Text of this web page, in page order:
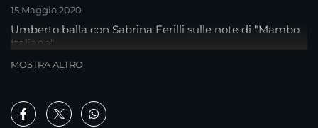
15 Maggio 2020
Umberto balla con Sabrina Ferilli sulle note di "Mambo
Italiano"
MOSTRA ALTRO